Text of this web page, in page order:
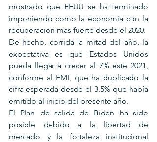
mostrado que EEUU se ha terminado
imponiendo como la economía con la
recuperación más fuerte desde el 2020.
De hecho, corrida la mitad del año, la
expectativa es que Estados Unidos
pueda llegar a crecer al 7% este 2021,
conforme al FMI, que ha duplicado la
cifra esperada desde el 3.5% que había
emitido al inicio del presente año.
El Plan de salida de Biden ha sido
posible debido a la libertad de
mercado y la fortaleza institucional